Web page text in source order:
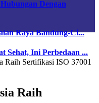
Dengan
Raya Bandung-Ci...
Sehat, Ini Perbedaan ...
Raih Sertifikasi ISO 37001
Raih